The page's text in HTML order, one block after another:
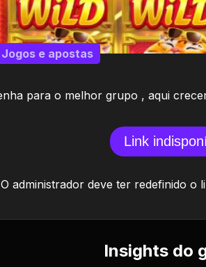
para o melhor grupo , aqui
Jogos e apostas
Link
O administrador deve ter redefinido o
Insights do